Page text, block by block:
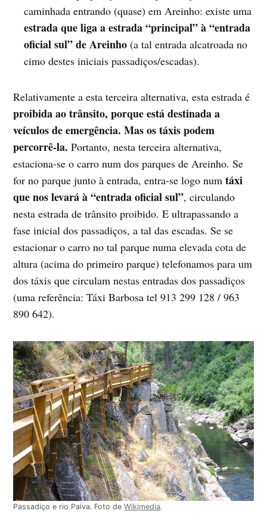
caminhada entrando (quase) em Areinho: existe uma
estrada que liga a estrada “principal” à “entrada
oficial sul” de Areinho (a tal entrada alcatroada no
cimo destes iniciais passadiços/escadas).
Relativamente a esta terceira alternativa, esta estrada é
proibida ao trânsito, porque está destinada a
veículos de emergência. Mas os táxis podem
percorrê-la.Portanto, nesta terceira alternativa,
estaciona-se o carro num dos parques de Areinho. Se
for no parque junto à entrada, entra-se logo numtáxi
que nos levará à “entrada oficial sul”, circulando
nesta estrada de trânsito proibido. E ultrapassando a
fase inicial dos passadiços, a tal das escadas. Se se
estacionar o carro no tal parque numa elevada cota de
altura (acima do primeiro parque) telefonamos para um
dos táxis que circulam nestas entradas dos passadiços
(uma referência: Táxi Barbosa tel 913 299 128 / 963
890 642).
Passadiço e rio Paiva. Foto deWikimedia.